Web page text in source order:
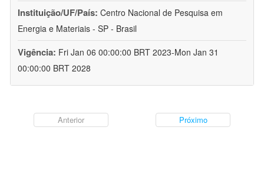
Instituição/UF/País: Centro Nacional de Pesquisa em
Energia e Materiais - SP - Brasil
Vigência: Fri Jan 06 00:00:00 BRT 2023-Mon Jan 31
00:00:00 BRT 2028
Anterior Próximo